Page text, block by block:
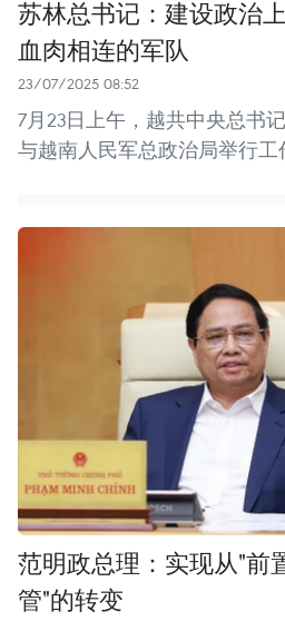
苏林总书记：建设政治
血肉相连的军队
23/07/2025 08:52
7月23日上午，越共中央总书
与越南人民军总政治局举行工
范明政总理：实现从"前
管"的转变